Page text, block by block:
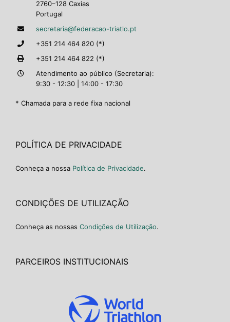
2760–128 Caxias
Portugal
secretaria@federacao-triatlo.pt
+351 214 464 820 (*)
+351 214 464 822 (*)
Atendimento ao público (Secretaria):
9:30 - 12:30 | 14:00 - 17:30
* Chamada para a rede fixa nacional
POLÍTICA DE PRIVACIDADE
Conheça a nossa Política de Privacidade.
CONDIÇÕES DE UTILIZAÇÃO
Conheça as nossas Condições de Utilização.
PARCEIROS INSTITUCIONAIS